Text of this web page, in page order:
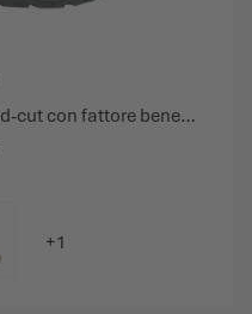
Scarpa da escursionismo mid-cut con fattore benessere.